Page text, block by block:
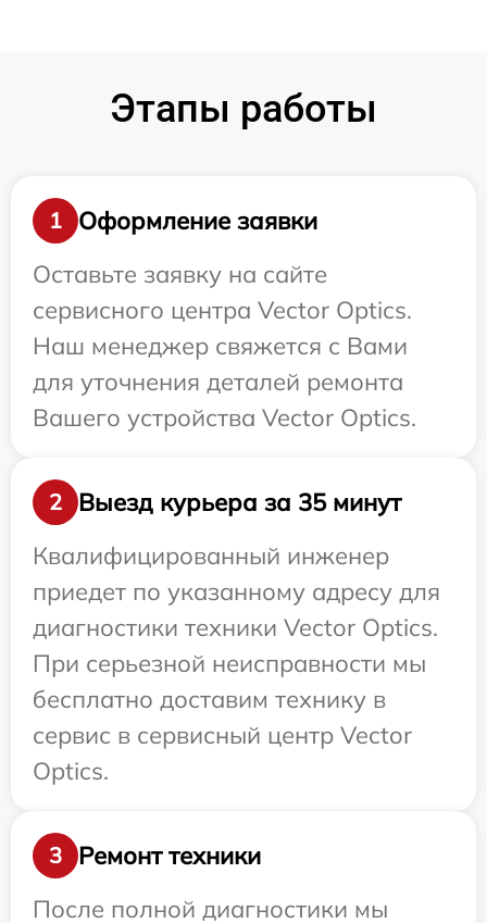
Этапы работы
1
Оформление заявки
Оставьте заявку на сайте
сервисного центра Vector Optics.
Наш менеджер свяжется с Вами
для уточнения деталей ремонта
Вашего устройства Vector Optics.
2
Выезд курьера за 35 минут
Квалифицированный инженер
приедет по указанному адресу для
диагностики техники Vector Optics.
При серьезной неисправности мы
бесплатно доставим технику в
сервис в сервисный центр Vector
Optics.
3
Ремонт техники
После полной диагностики мы